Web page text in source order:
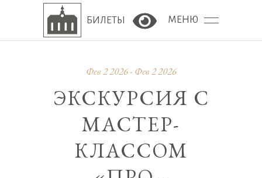
БИЛЕТЫ Версия сайта для
МЕНЮ
Фев 2 2026 - Фев 2 2026
ЭКСКУРСИЯ С
МАСТЕР-
КЛАССОМ